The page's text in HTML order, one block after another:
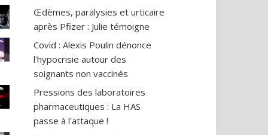
Œdèmes, paralysies et urticaire
après Pfizer : Julie témoigne
Covid : Alexis Poulin dénonce
l'hypocrisie autour des
soignants non vaccinés
Pressions des laboratoires
pharmaceutiques : La HAS
passe à l'attaque !